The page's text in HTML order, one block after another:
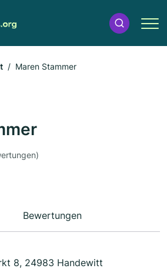
Maren Stammer
Bewertungen
8, 24983 Handewitt